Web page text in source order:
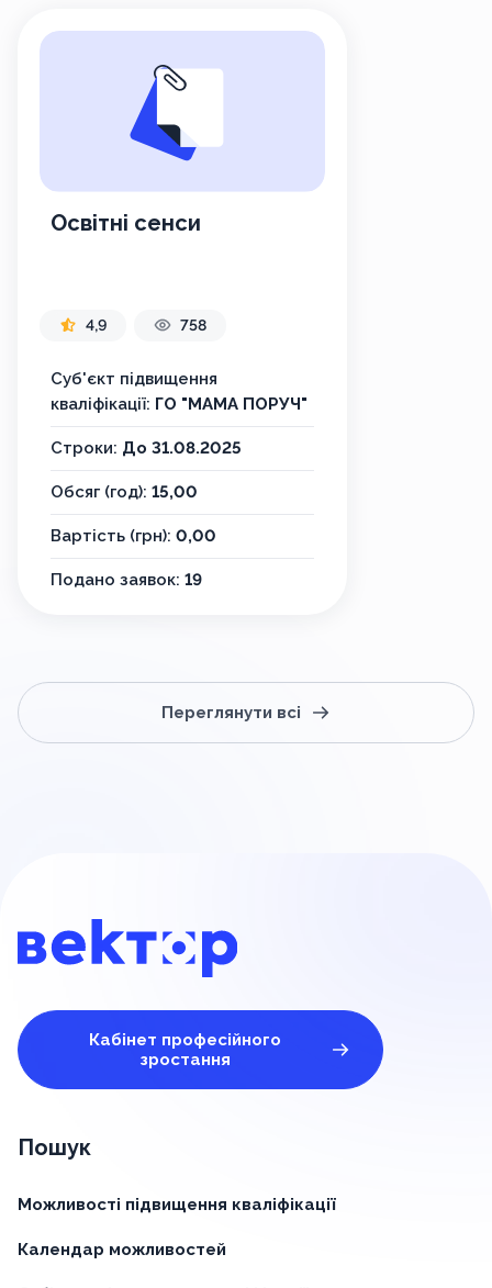
Освітні сенси
4,9 758
Суб'єкт підвищення
кваліфікації: ГО "МАМА ПОРУЧ"
Строки: До 31.08.2025
Обсяг (год): 15,00
Вартість (грн): 0,00
Подано заявок: 19
Переглянути всі
Кабінет професійного
зростання
Пошук
Можливості підвищення кваліфікації
Календар можливостей